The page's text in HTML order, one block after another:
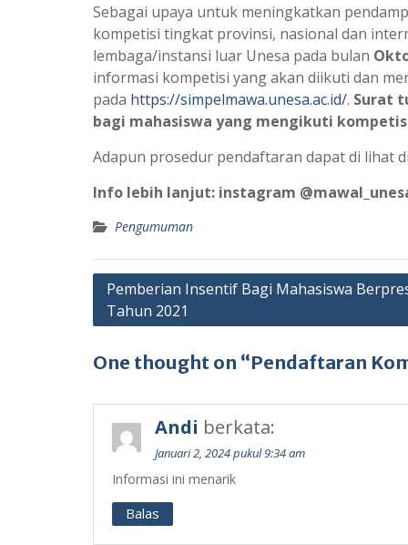
Sebagai upaya untuk meningkatkan
kompetisi tingkat provinsi, nasional dan
lembaga/instansi luar Unesa pada bulan
informasi kompetisi yang akan diikuti dan
pada https://simpelmawa.unesa.ac.id/. Surat
bagi mahasiswa yang mengikuti
Adapun prosedur pendaftaran dapat di lihat di
Info lebih lanjut: instagram
Pengumuman
Navigasi
pos
Pemberian Insentif Bagi Mahasiswa
Tahun 2021
One thought on “Pendaftaran
Andi berkata:
Januari 2, 2024 pukul 9:34 am
Informasi ini menarik
Balas